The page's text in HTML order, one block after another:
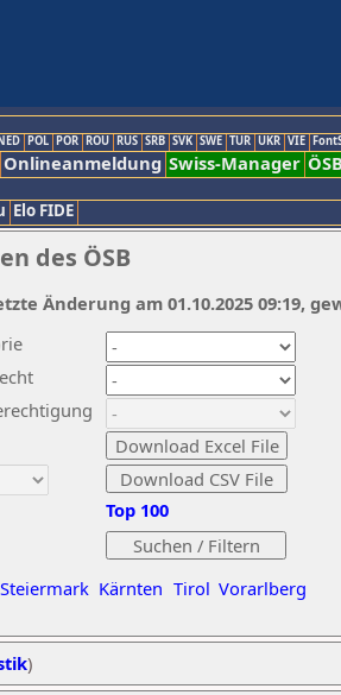
POL POR ROU RUS SRB SVK SWE TUR UKR VIE
Onlineanmeldung Swiss-Manager ÖSB
Elo FIDE
des ÖSB
Steiermark Kärnten Tirol Vorarlberg
Top 100
Änderung am 01.10.2025 09:19,
)